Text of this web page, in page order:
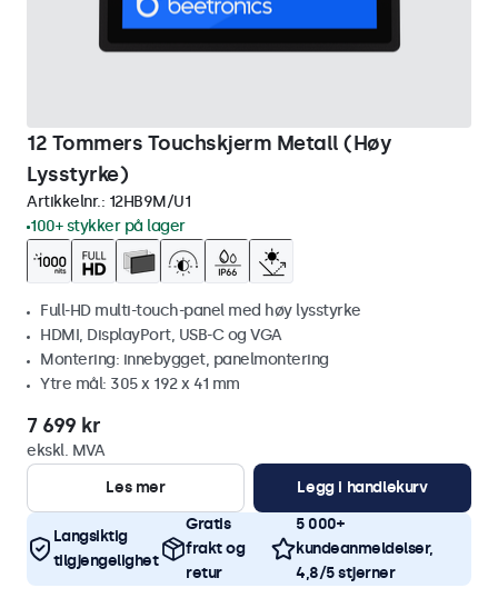
12 Tommers Touchskjerm Metall (Høy
Lysstyrke)
Artikkelnr.: 12HB9M/U1
100+ stykker på lager
Full-HD multi-touch-panel med høy lysstyrke
HDMI, DisplayPort, USB-C og VGA
Montering: innebygget, panelmontering
Ytre mål: 305 x 192 x 41 mm
7 699 kr
ekskl. MVA
Les mer
Legg i handlekurv
Langsiktig
tilgjengelighet
Gratis
frakt og
retur
5 000+
kundeanmeldelser,
4,8/5 stjerner